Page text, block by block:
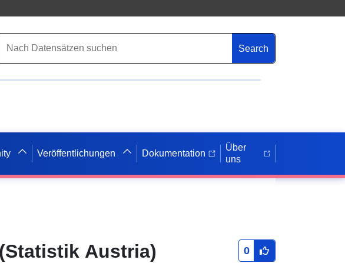
Search
Veröffentlichungen Dokumentation
Über
uns
Austria) 0